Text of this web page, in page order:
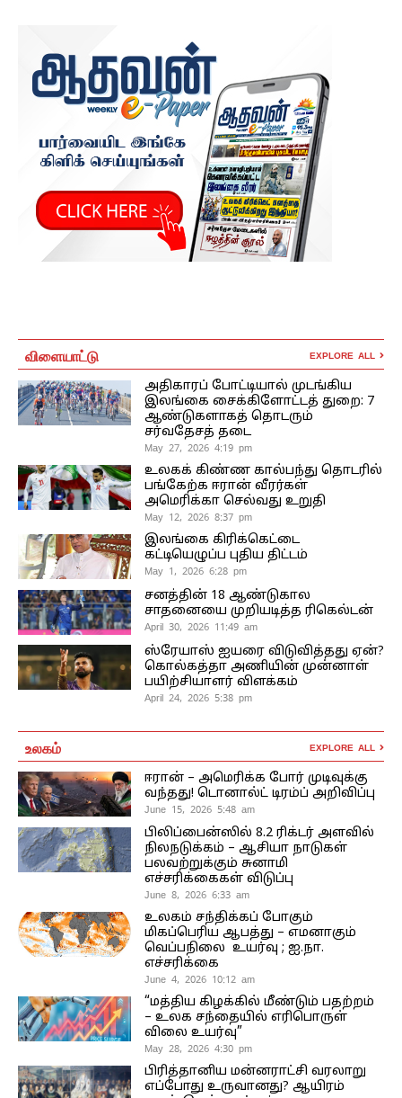
விளையாட்டு EXPLORE ALL
அதிகாரப் போட்டியால் முடங்கிய
இலங்கை சைக்கிளோட்டத் துறை: 7
ஆண்டுகளாகத் தொடரும்
சர்வதேசத் தடை
May 27, 2026 4:19 pm
உலகக் கிண்ண கால்பந்து தொடரில்
பங்கேற்க ஈரான் வீரர்கள்
அமெரிக்கா செல்வது உறுதி
May 12, 2026 8:37 pm
இலங்கை கிரிக்கெட்டை
கட்டியெழுப்ப புதிய திட்டம்
May 1, 2026 6:28 pm
சனத்தின் 18 ஆண்டுகால
சாதனையை முறியடித்த ரிகெல்டன்
April 30, 2026 11:49 am
ஸ்ரேயாஸ் ஐயரை விடுவித்தது ஏன்?
கொல்கத்தா அணியின் முன்னாள்
பயிற்சியாளர் விளக்கம்
April 24, 2026 5:38 pm
உலகம் EXPLORE ALL
ஈரான் – அமெரிக்க போர் முடிவுக்கு
வந்தது! டொனால்ட் டிரம்ப் அறிவிப்பு
June 15, 2026 5:48 am
பிலிப்பைன்ஸில் 8.2 ரிக்டர் அளவில்
நிலநடுக்கம் – ஆசியா நாடுகள்
பலவற்றுக்கும் சுனாமி
எச்சரிக்கைகள் விடுப்பு
June 8, 2026 6:33 am
உலகம் சந்திக்கப் போகும்
மிகப்பெரிய ஆபத்து – எமனாகும்
வெப்பநிலை உயர்வு ; ஐ.நா.
எச்சரிக்கை
June 4, 2026 10:12 am
“மத்திய கிழக்கில் மீண்டும் பதற்றம்
– உலக சந்தையில் எரிபொருள்
விலை உயர்வு”
May 28, 2026 4:30 pm
பிரித்தானிய மன்னராட்சி வரலாறு
எப்போது உருவானது? ஆயிரம்